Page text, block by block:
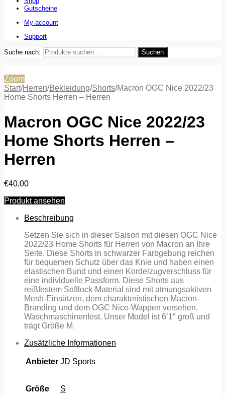
Gutscheine
My account
Support
Suche nach: Suchen
Zoom
Start/Herren/Bekleidung/Shorts/Macron OGC Nice 2022/23
Home Shorts Herren – Herren
Macron OGC Nice 2022/23
Home Shorts Herren –
Herren
€40,00
Produkt ansehen
Beschreibung
Setzen Sie sich in dieser Saison mit diesen OGC Nice
2022/23 Home Shorts für Herren von Macron an Ihre
Seite. Diese Shorts in schwarzer Farbgebung reichen
für bequemen Schutz über das Knie und haben einen
elastischen Bund und einen Kordelzugverschluss für
eine individuelle Passform. Diese Shorts aus
reißfestem Softlock-Material sind mit atmungsaktiven
Mesh-Einsätzen, dem charakteristischen Macron-
Branding und dem OGC Nice-Wappen versehen.
Waschmaschinenfest. Unser Model ist 6’1″ groß und
trägt Größe M.
Zusätzliche Informationen
Anbieter JD Sports
Größe S